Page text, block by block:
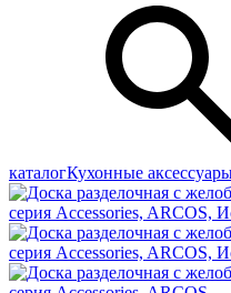
каталогКухонные